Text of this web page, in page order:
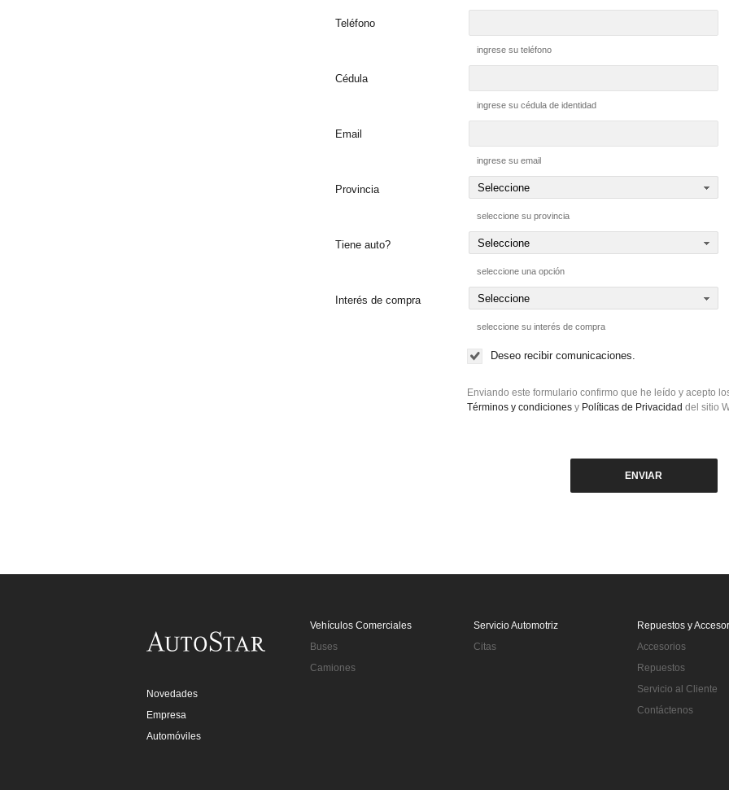
Teléfono
ingrese su teléfono
Cédula
ingrese su cédula de identidad
Email
ingrese su email
Provincia
seleccione su provincia
Tiene auto?
seleccione una opción
Interés de compra
seleccione su interés de compra
Deseo recibir comunicaciones.
Enviando este formulario confirmo que he leído y acepto
Términos y condiciones y Políticas de Privacidad del sitio
Novedades
Empresa
Automóviles
Vehículos Comerciales
Buses
Camiones
Servicio Automotriz
Citas
Repuestos y
Accesorios
Repuestos
Servicio al Cliente
Contáctenos